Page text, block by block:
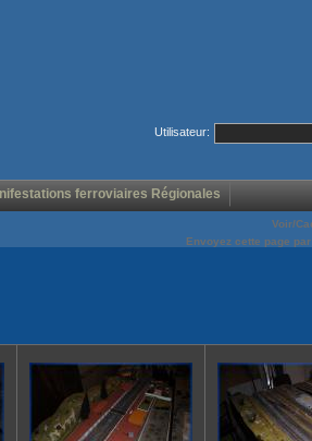
Utilisateur:
ferroviaires Régionales
Voir/
Envoyez cette page